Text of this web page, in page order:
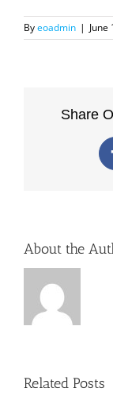
Byeoadmin | June
Share
About the
Related Posts